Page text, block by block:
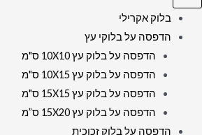
בלוק אקרילי
הדפסה על בלוקי עץ
הדפסה על בלוק עץ 10X10 ס"מ
הדפסה על בלוק עץ 10X15 ס"מ
הדפסה על בלוק עץ 15X15 ס"מ
הדפסה על בלוק עץ 15X20 ס”מ
הדפסה על בלוק זכוכית